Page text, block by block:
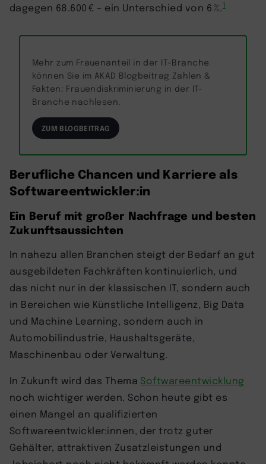
dagegen 68.600 € – ein Unterschied von 6 %.1
Mehr zum Frauenanteil in der IT-Branche
können Sie im AKAD Blogbeitrag Zahlen &
Fakten: Frauendiskriminierung in der IT-
Branche nachlesen.
ZUM BLOGBEITRAG
Berufliche Chancen und Karriere als
Softwareentwickler:in
Ein Beruf mit großer Nachfrage und besten
Zukunftsaussichten
In nahezu allen Branchen steigt der Bedarf an gut
ausgebildeten Fachkräften kontinuierlich, und
das nicht nur in der klassischen IT, sondern auch
in Bereichen wie Künstliche Intelligenz, Big Data
und Machine Learning, sondern auch in
Automobilindustrie, Haushaltsgeräte,
Maschinenbau oder Verwaltung.
In Zukunft wird das Thema Softwareentwicklung
noch wichtiger werden. Schon heute gibt es
einen Mangel an qualifizierten
Softwareentwickler:innen, der trotz guter
Gehälter, attraktiven Zusatzleistungen und